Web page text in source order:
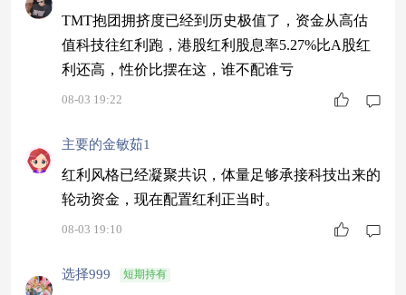
TMT抱团拥挤度已经到历史极值了，资金从高估
值科技往红利跑，港股红利股息率5.27%比A股红
利还高，性价比摆在这，谁不配谁亏
08-03 19:22
主要的金敏茹1
红利风格已经凝聚共识，体量足够承接科技出来的
轮动资金，现在配置红利正当时。
08-03 19:10
选择999 短期持有